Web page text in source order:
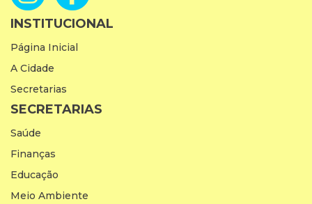
INSTITUCIONAL
Página Inicial
A Cidade
Secretarias
SECRETARIAS
Saúde
Finanças
Educação
Meio Ambiente